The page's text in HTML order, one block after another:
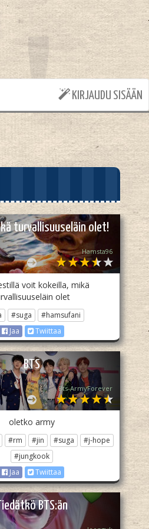
KIRJAUDU SISÄÄN
turvallisuuseläin olet!
Hamsta96
voit kokeilla, mikä
olet
#suga
#hamsufani
Jaa
Twiittaa
BTS
Bts-ArmyForever
oletko army
#rm #jin #suga
#j-hope
#jungkook
Jaa
Twiittaa
BTS:än